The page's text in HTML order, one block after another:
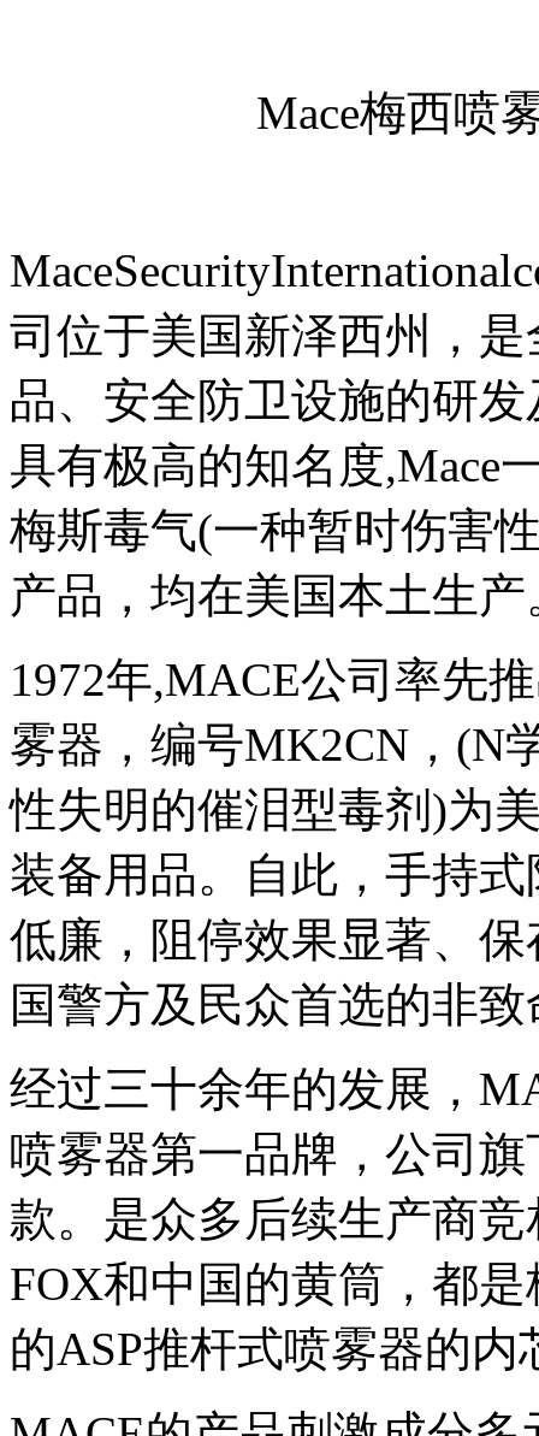
Mace梅西喷
司位于美国新泽西州，
品、安全防卫设施的研
具有极高的知名度,Mace
梅斯毒气(一种暂时伤害
产品，均在美国本土生产
1972年,MACE公司率先
雾器，编号MK2CN，(N
性失明的催泪型毒剂)为
装备用品。自此，手持
低廉，阻停效果显著、
国警方及民众首选的非
经过三十余年的发展，
喷雾器第一品牌，公司
款。是众多后续生产商
FOX和中国的黄筒，都
的ASP推杆式喷雾器的